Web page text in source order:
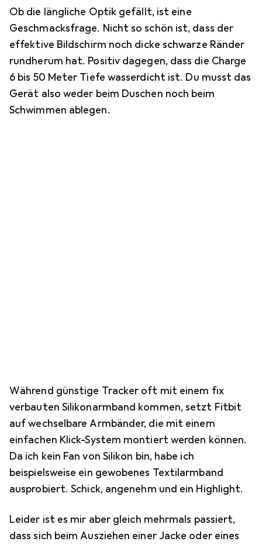
Ob die längliche Optik gefällt, ist eine
Geschmacksfrage. Nicht so schön ist, dass der
effektive Bildschirm noch dicke schwarze Ränder
rundherum hat. Positiv dagegen, dass die Charge
6 bis 50 Meter Tiefe wasserdicht ist. Du musst das
Gerät also weder beim Duschen noch beim
Schwimmen ablegen.
Während günstige Tracker oft mit einem fix
verbauten Silikonarmband kommen, setzt Fitbit
auf wechselbare Armbänder, die mit einem
einfachen Klick-System montiert werden können.
Da ich kein Fan von Silikon bin, habe ich
beispielsweise ein gewobenes Textilarmband
ausprobiert. Schick, angenehm und ein Highlight.
Leider ist es mir aber gleich mehrmals passiert,
dass sich beim Ausziehen einer Jacke oder eines